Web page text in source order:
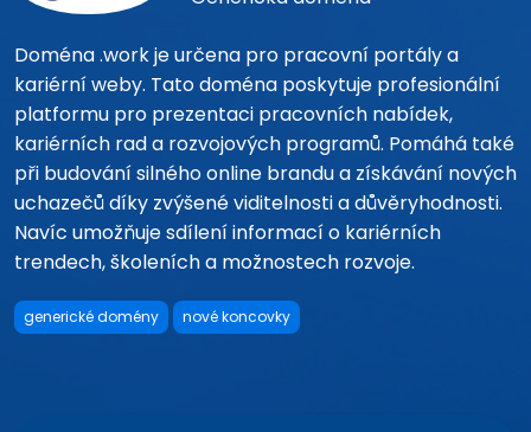
Doména .work je určena pro pracovní portály a
kariérní weby. Tato doména poskytuje profesionální
platformu pro prezentaci pracovních nabídek,
kariérních rad a rozvojových programů. Pomáhá také
při budování silného online brandu a získávání nových
uchazečů díky zvýšené viditelnosti a důvěryhodnosti.
Navíc umožňuje sdílení informací o kariérních
trendech, školeních a možnostech rozvoje.
generické domény nové koncovky